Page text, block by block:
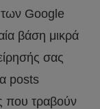
των Google
βάση μικρά
σας
posts
που τραβούν